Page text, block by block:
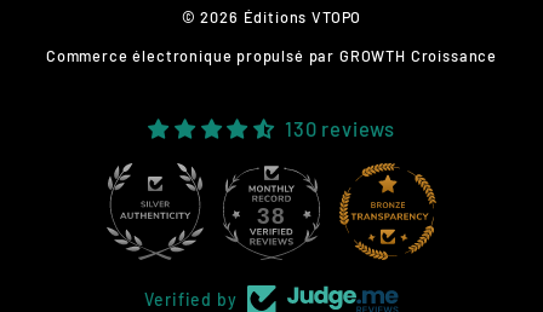
© 2026 Éditions VTOPO
Commerce électronique propulsé par GROWTH Croissance
130 reviews
38
Verified by